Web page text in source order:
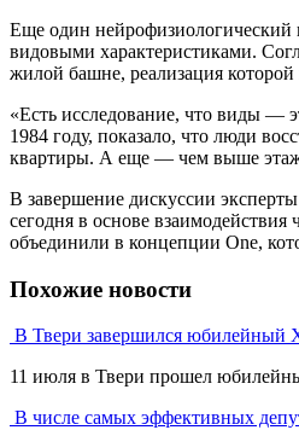
Еще один
видовыми характеристиками.
жилой башне, реализация
«Есть исследование, что виды —
1984 году, показало, что люди
квартиры. А еще — чем выше
В завершение дискуссии
сегодня в основе
объединили в концепции One,
Похожие новости
В Твери завершился юбилейный
11 июля в Твери прошел
В числе самых эффективных